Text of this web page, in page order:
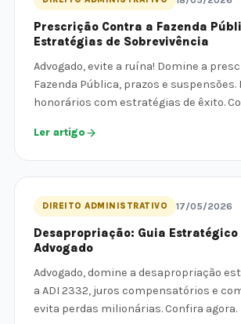
Prescrição Contra a Fazenda
Estratégias de Sobrevivência
Advogado, evite a ruína! Domine a
Fazenda Pública, prazos e suspensões.
honorários com estratégias de êxito.
Ler artigo
DIREITO ADMINISTRATIVO 17/05/2026
Desapropriação: Guia
Advogado
Advogado, domine a desapropriação
a ADI 2332, juros compensatórios e
evita perdas milionárias. Confira agora.